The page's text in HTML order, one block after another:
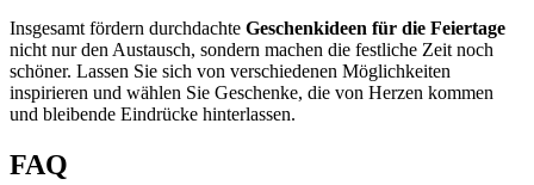
Insgesamt fördern durchdachte Geschenkideen für die Feiertage
nicht nur den Austausch, sondern machen die festliche Zeit noch
schöner. Lassen Sie sich von verschiedenen Möglichkeiten
inspirieren und wählen Sie Geschenke, die von Herzen kommen
und bleibende Eindrücke hinterlassen.
FAQ